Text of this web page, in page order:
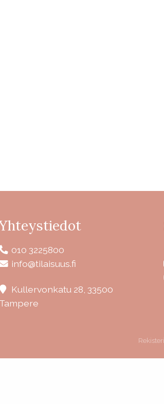
010 3225800
info@tilaisuus.fi
Kullervonkatu 28, 33500
Tampere